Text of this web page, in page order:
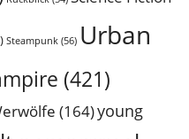
Steampunk (56) Urban
(421)
(164)young